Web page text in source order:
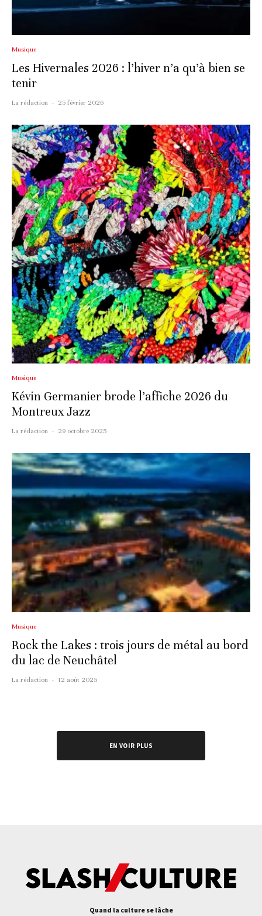
Musique
Les Hivernales 2026 : l’hiver n’a qu’à bien se
tenir
La rédaction · 25 février 2026
Musique
Kévin Germanier brode l’affiche 2026 du
Montreux Jazz
La rédaction · 29 octobre 2025
Musique
Rock the Lakes : trois jours de métal au bord
du lac de Neuchâtel
La rédaction · 12 août 2025
EN VOIR PLUS
Quand la culture se lâche